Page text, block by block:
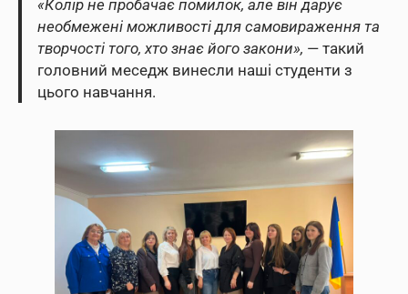
«Колір не пробачає помилок, але він дарує
необмежені можливості для самовираження та
творчості того, хто знає його закони», — такий
головний меседж винесли наші студенти з
цього навчання.